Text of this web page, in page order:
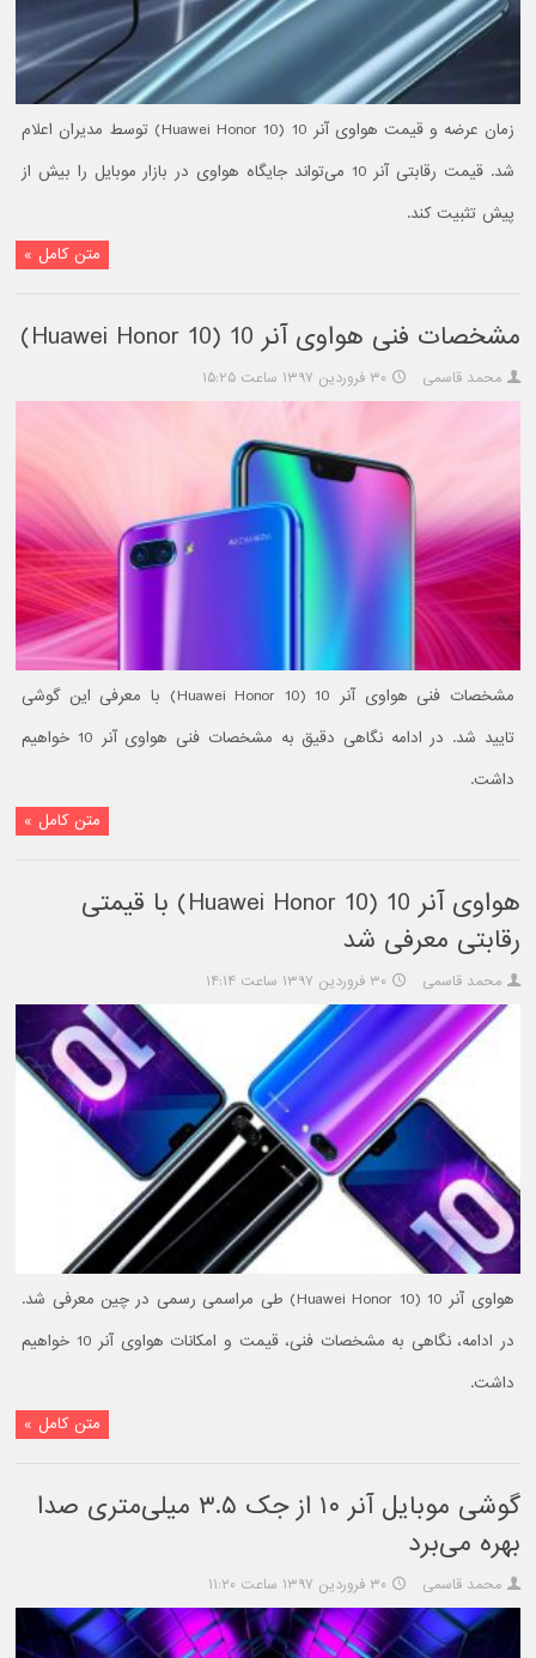
زمان عرضه و قیمت هواوی آنر 10 (Huawei Honor 10) توسط مدیران اعلام
شد. قیمت رقابتی آنر 10 می‌تواند جایگاه هواوی در بازار موبایل را بیش از
پیش تثبیت کند.
متن کامل »
مشخصات فنی هواوی آنر 10 (Huawei Honor 10)
محمد قاسمی ۳۰ فروردین ۱۳۹۷ ساعت ۱۵:۲۵
مشخصات فنی هواوی آنر 10 (Huawei Honor 10) با معرفی این گوشی
تایید شد. در ادامه نگاهی دقیق به مشخصات فنی هواوی آنر 10 خواهیم
داشت.
متن کامل »
هواوی آنر 10 (Huawei Honor 10) با قیمتی
رقابتی معرفی شد
محمد قاسمی ۳۰ فروردین ۱۳۹۷ ساعت ۱۴:۱۴
هواوی آنر 10 (Huawei Honor 10) طی مراسمی رسمی در چین معرفی شد.
در ادامه، نگاهی به مشخصات فنی، قیمت و امکانات هواوی آنر 10 خواهیم
داشت.
متن کامل »
گوشی موبایل آنر ۱۰ از جک ۳.۵ میلی‌متری صدا
بهره می‌برد
محمد قاسمی ۳۰ فروردین ۱۳۹۷ ساعت ۱۱:۲۰